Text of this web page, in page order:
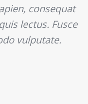
consequat
lectus. Fusce
vulputate.